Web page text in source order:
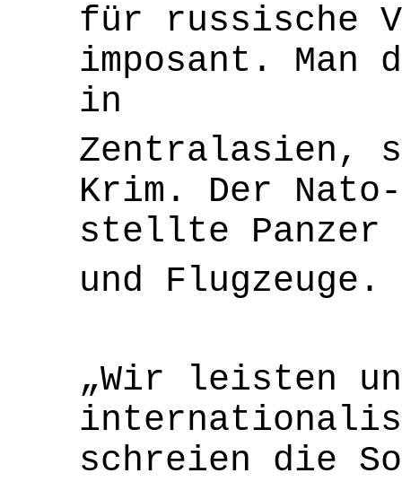
für russische
imposant. Man
in
Zentralasien,
Krim. Der
stellte Panzer
und Flugzeuge.
„Wir leisten
schreien die